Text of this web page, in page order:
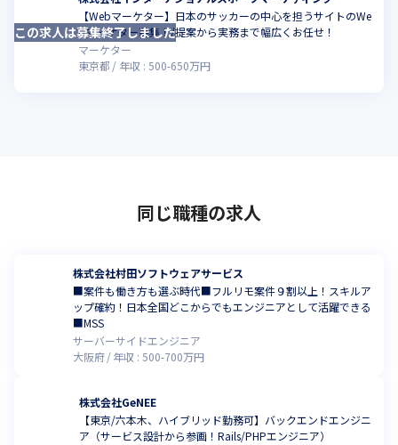
【Webマーケター】日本のサッカーの中心を担うサイトのWe
bマーケター募集！/提案から実務まで幅広くお任せ！
マーケター
東京都
年収 : 500-650万円
この求人は募集終了しました
同じ職種の求人
株式会社村田ソフトウェアサービス
■案件も働き方も選ぶ時代■フルリモ案件９割以上！スキルア
ップ確約！日本全国どこからでもエンジニアとして活躍できる
■MSS
サーバーサイドエンジニア
大阪府
年収 :500-700万円
株式会社GeNEE
【東京/六本木、ハイブリッド勤務可】バックエンドエンジニ
ア（サービス設計から参画！Rails/PHPエンジニア）